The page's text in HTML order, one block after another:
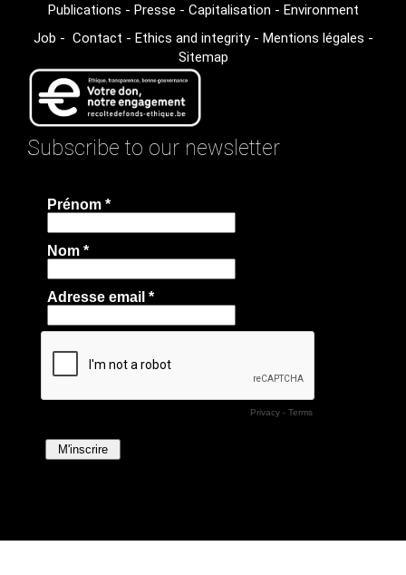
Publications - Presse - Capitalisation - Environment
Job - Contact - Ethics and integrity- Mentions légales -
Sitemap
Subscribe to our newsletter